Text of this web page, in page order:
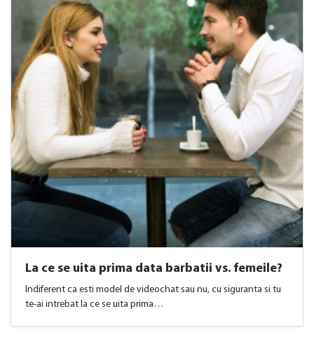
La ce se uita prima data barbatii vs. femeile?
Indiferent ca esti model de videochat sau nu, cu siguranta si tu
te-ai intrebat la ce se uita prima…